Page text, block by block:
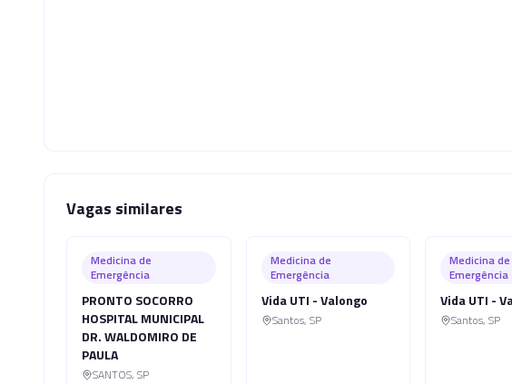
Vagas similares
Medicina de
Emergência
PRONTO SOCORRO
HOSPITAL MUNICIPAL
DR. WALDOMIRO DE
PAULA
SANTOS, SP
Medicina de
Emergência
Vida UTI - Valongo
Santos, SP
Medicina de
Emergência
Vida UTI -
Santos, SP